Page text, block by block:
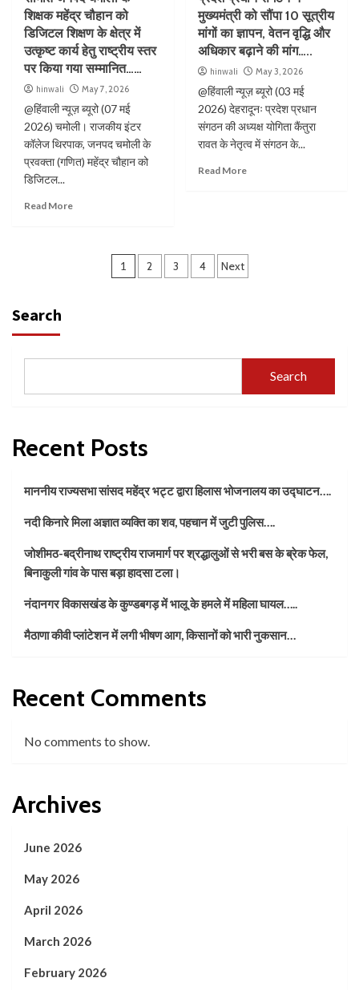
शिक्षक महेंद्र चौहान को
डिजिटल शिक्षण के क्षेत्र में
उत्कृष्ट कार्य हेतु राष्ट्रीय स्तर
पर किया गया सम्मानित……
hinwali May 7, 2026
@हिंवाली न्यूज़ ब्यूरो (07 मई
2026) चमोली। राजकीय इंटर
कॉलेज थिरपाक, जनपद चमोली के
प्रवक्ता (गणित) महेंद्र चौहान को
डिजिटल...
Read More
मुख्यमंत्री को सौंपा 10 सूत्रीय
मांगों का ज्ञापन, वेतन वृद्धि और
अधिकार बढ़ाने की मांग…..
hinwali May 3, 2026
@हिंवाली न्यूज़ ब्यूरो (03 मई
2026) देहरादूनः प्रदेश प्रधान
संगठन की अध्यक्ष योगिता कैंतुरा
रावत के नेतृत्व में संगठन के...
Read More
1 2 3 4 Next
Search
Search
Recent Posts
माननीय राज्यसभा सांसद महेंद्र भट्ट द्वारा हिलास भोजनालय का उद्घाटन….
नदी किनारे मिला अज्ञात व्यक्ति का शव, पहचान में जुटी पुलिस….
जोशीमठ-बद्रीनाथ राष्ट्रीय राजमार्ग पर श्रद्धालुओं से भरी बस के ब्रेक फेल,
बिनाकुली गांव के पास बड़ा हादसा टला।
नंदानगर विकासखंड के कुण्डबगड़ में भालू के हमले में महिला घायल…..
मैठाणा कीवी प्लांटेशन में लगी भीषण आग, किसानों को भारी नुकसान…
Recent Comments
No comments to show.
Archives
June 2026
May 2026
April 2026
March 2026
February 2026